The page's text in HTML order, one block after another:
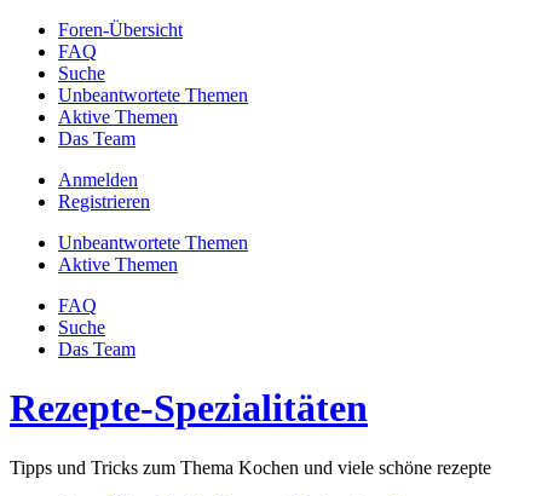
Foren-Übersicht
FAQ
Suche
Unbeantwortete Themen
Aktive Themen
Das Team
Anmelden
Registrieren
Unbeantwortete Themen
Aktive Themen
FAQ
Suche
Das Team
Rezepte-Spezialitäten
Tipps und Tricks zum Thema Kochen und viele schöne rezepte